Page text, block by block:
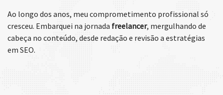
Ao longo dos anos, meu comprometimento profissional só
cresceu. Embarquei na jornada freelancer, mergulhando de
cabeça no conteúdo, desde redação e revisão a estratégias
em SEO.